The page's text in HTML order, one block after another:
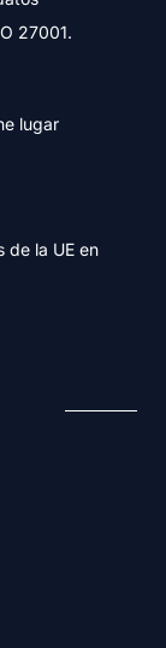
27001.
lugar
de la UE en